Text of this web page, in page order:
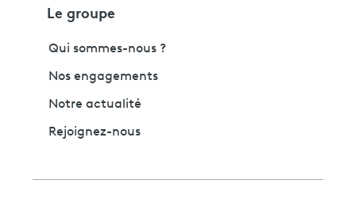
Le groupe
Qui sommes-nous ?
Nos engagements
Notre actualité
Rejoignez-nous